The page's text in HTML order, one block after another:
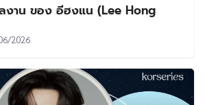
งาน ของ อีฮงแน (Lee Hong
2026